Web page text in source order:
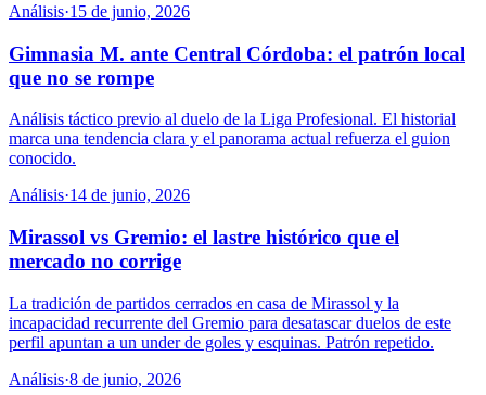
Análisis·15 de junio, 2026
Gimnasia M. ante Central Córdoba: el patrón local
que no se rompe
Análisis táctico previo al duelo de la Liga Profesional. El historial
marca una tendencia clara y el panorama actual refuerza el guion
conocido.
Análisis·14 de junio, 2026
Mirassol vs Gremio: el lastre histórico que el
mercado no corrige
La tradición de partidos cerrados en casa de Mirassol y la
incapacidad recurrente del Gremio para desatascar duelos de este
perfil apuntan a un under de goles y esquinas. Patrón repetido.
Análisis·8 de junio, 2026